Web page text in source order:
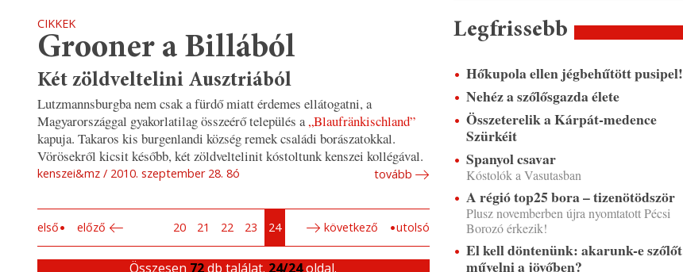
CIKKEK
Grooner a Billából
Két zöldveltelini Ausztriából
Lutzmannsburgba nem csak a fürdő miatt érdemes ellátogatni, a
Magyarországgal gyakorlatilag összeérő település a„Blaufränkischland”
kapuja. Takaros kis burgenlandi község remek családi borászatokkal.
Vörösekről kicsit később, két zöldveltelinit kóstoltunk kenszei kollégával.
kenszei&mz 2010. szeptember 28. 8ó tovább
első előző 20 21 22 23 24 következő utolsó
Összesen 72db találat. 24/24oldal.
Legfrissebb
Hőkupola ellen jégbehűtött pusipel!
Nehéz a szőlősgazda élete
Összeterelik a Kárpát-medence
Szürkéit
Spanyol csavar
Kóstolók a Vasutasban
A régió top25 bora – tizenötödször
Plusz novemberben újra nyomtatott Pécsi
Borozó érkezik!
El kell döntenünk: akarunk-e szőlőt
művelni a jövőben?